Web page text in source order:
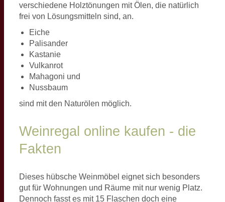
verschiedene Holztönungen mit Ölen, die natürlich
frei von Lösungsmitteln sind, an.
Eiche
Palisander
Kastanie
Vulkanrot
Mahagoni und
Nussbaum
sind mit den Naturölen möglich.
Weinregal online kaufen - die
Fakten
Dieses hübsche Weinmöbel eignet sich besonders
gut für Wohnungen und Räume mit nur wenig Platz.
Dennoch fasst es mit 15 Flaschen doch eine